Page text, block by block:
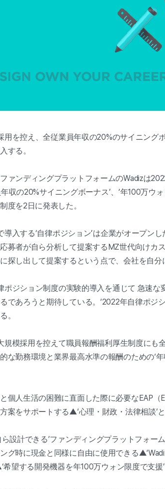
用を控え、全従業員年収の20%のサイニング
する。
ァンディングプラットフォームのWadizは
年収の20%サイニングボーナス’、‘年100万
度を2日に発表した。
導入する‘自律ポジション’は企業がオープン
募者が自ら分析して提案するMZ世代向けカ
探し出して提案するという点で、会社を自
ポジション制度の実験的導入を通じて 急速
であろうと期待している。‘2022年自律ポジ
。
規模採用を控えて職員報酬福利厚生制度に
な勤務環境と業界最高水準の報酬のための‘
個人生活の困難に直面した際に必要なEAP
案をサポートする▲‘心理・財政・法律相談’
ら設計できる’ファンディングプラットフォ
グ時に現金と同様に自由に使用できる
望する開発機器を年100万ウォン限度で支援